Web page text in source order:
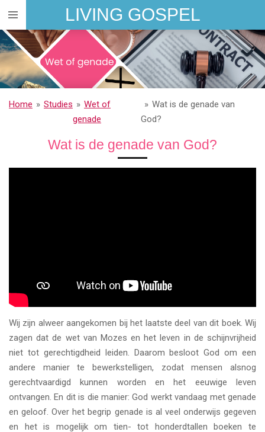
Ga
direct
naar
de
hoofdinhoud
LIVING GOSPEL
Home » Studies » Wet of
genade
» Wat is de genade van
God?
Wat is de genade van God?
Wij zijn alweer aangekomen bij het laatste deel van dit boek. Wij
zagen dat de wet van Mozes en het leven in de schijnvrijheid
niet tot gerechtigdheid leiden. Daarom besloot God om een
andere manier te bewerkstelligen, zodat mensen alsnog
gerechtvaardigd kunnen worden en het eeuwige leven
ontvangen. En dit is die manier: God werkt vandaag met genade
en geloof. Over het begrip genade is al veel onderwijs gegeven
en het is mogelijk om tien- tot honderdtallen boeken te